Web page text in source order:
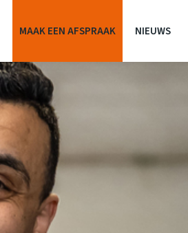
MAAK EEN AFSPRAAK NIEUWS